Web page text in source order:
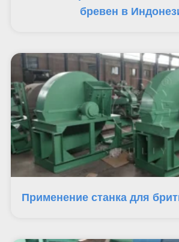
бревен в
Применение станка для